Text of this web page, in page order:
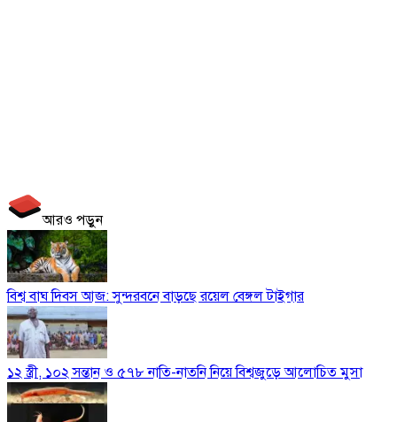
আরও পড়ুন
বিশ্ব বাঘ দিবস আজ: সুন্দরবনে বাড়ছে রয়েল বেঙ্গল টাইগার
১২ স্ত্রী, ১০২ সন্তান ও ৫৭৮ নাতি-নাতনি নিয়ে বিশ্বজুড়ে আলোচিত মুসা